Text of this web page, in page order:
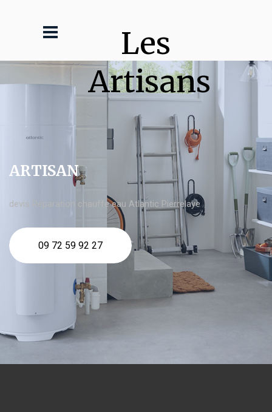
Les
Artisans
ARTISAN
devis Réparation chauffe eau Atlantic Pierrelaye
09 72 59 92 27